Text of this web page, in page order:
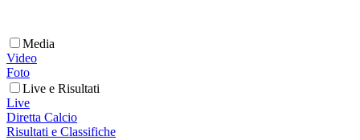
Media
Video
Foto
Live e Risultati
Live
Diretta Calcio
Risultati e Classifiche